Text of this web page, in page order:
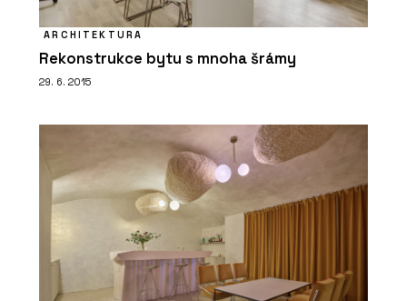
ARCHITEKTURA
Rekonstrukce bytu s mnoha šrámy
29. 6. 2015